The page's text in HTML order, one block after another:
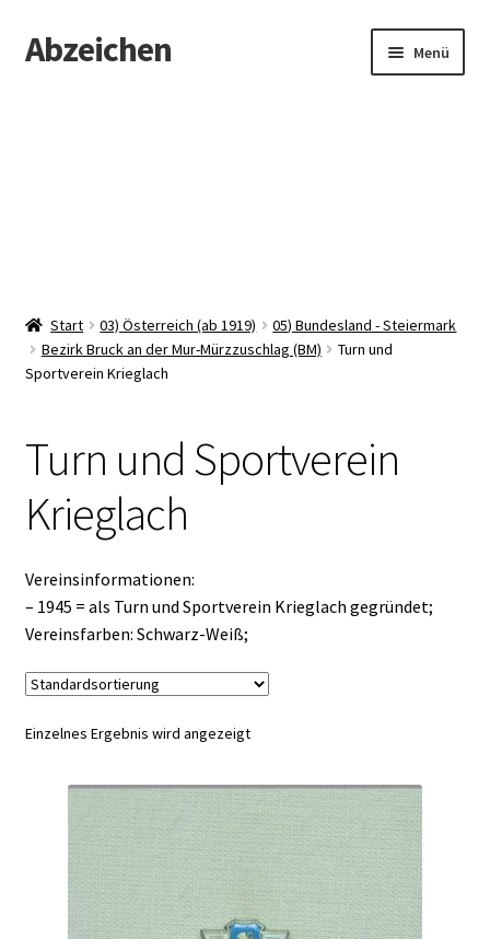
Zur
Navigation
Zum
Inhalt
Abzeichen Menü
Start 03) Österreich (ab 1919)
05) Bundesland - Steiermark
Bezirk Bruck an der Mur-Mürzzuschlag (BM)
Turn und
Sportverein Krieglach
Turn und Sportverein
Krieglach
Vereinsinformationen:
– 1945 = als Turn und Sportverein Krieglach gegründet;
Vereinsfarben: Schwarz-Weiß;
Einzelnes Ergebnis wird angezeigt